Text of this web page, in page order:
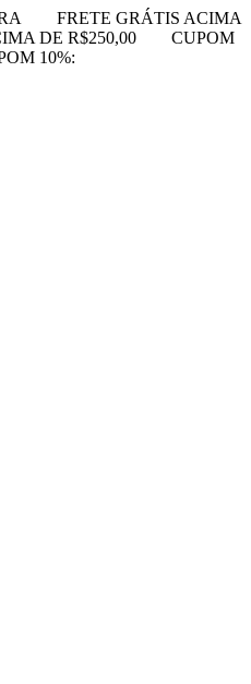
FRETE GRÁTIS ACIMA
DE R$250,00
CUPOM
10%: